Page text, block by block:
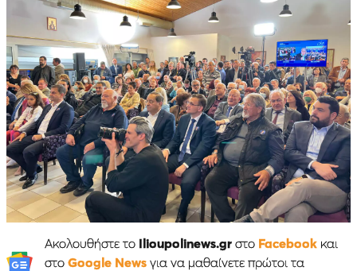
Ακολουθήστε το Ilioupolinews.grστο Facebookκαι
στο Google Newsγια να μαθαίνετε πρώτοι τα